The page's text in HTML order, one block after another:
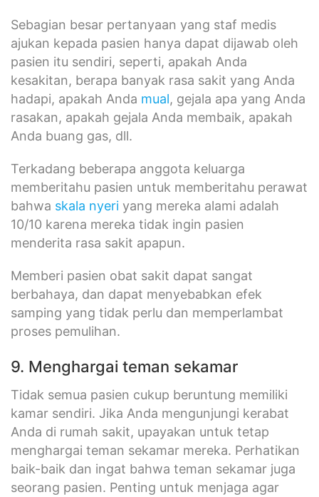
Sebagian besar pertanyaan yang staf medis
ajukan kepada pasien hanya dapat dijawab oleh
pasien itu sendiri, seperti, apakah Anda
kesakitan, berapa banyak rasa sakit yang Anda
hadapi, apakah Anda mual, gejala apa yang Anda
rasakan, apakah gejala Anda membaik, apakah
Anda buang gas, dll.
Terkadang beberapa anggota keluarga
memberitahu pasien untuk memberitahu perawat
bahwa skala nyeri yang mereka alami adalah
10/10 karena mereka tidak ingin pasien
menderita rasa sakit apapun.
Memberi pasien obat sakit dapat sangat
berbahaya, dan dapat menyebabkan efek
samping yang tidak perlu dan memperlambat
proses pemulihan.
9. Menghargai teman sekamar
Tidak semua pasien cukup beruntung memiliki
kamar sendiri. Jika Anda mengunjungi kerabat
Anda di rumah sakit, upayakan untuk tetap
menghargai teman sekamar mereka. Perhatikan
baik-baik dan ingat bahwa teman sekamar juga
seorang pasien. Penting untuk menjaga agar